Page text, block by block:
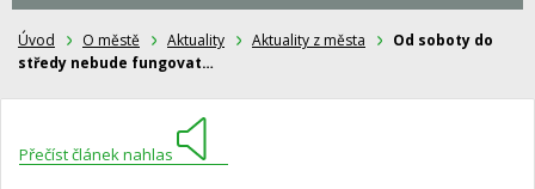
Úvod O městě Aktuality Aktuality z města
Od soboty do
středy nebude fungovat…
Přečíst článek nahlas